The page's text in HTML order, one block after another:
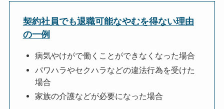
契約社員でも退職可能なやむを得ない理由
の一例
病気やけがで働くことができなくなった場合
パワハラやセクハラなどの違法行為を受けた
場合
家族の介護などが必要になった場合